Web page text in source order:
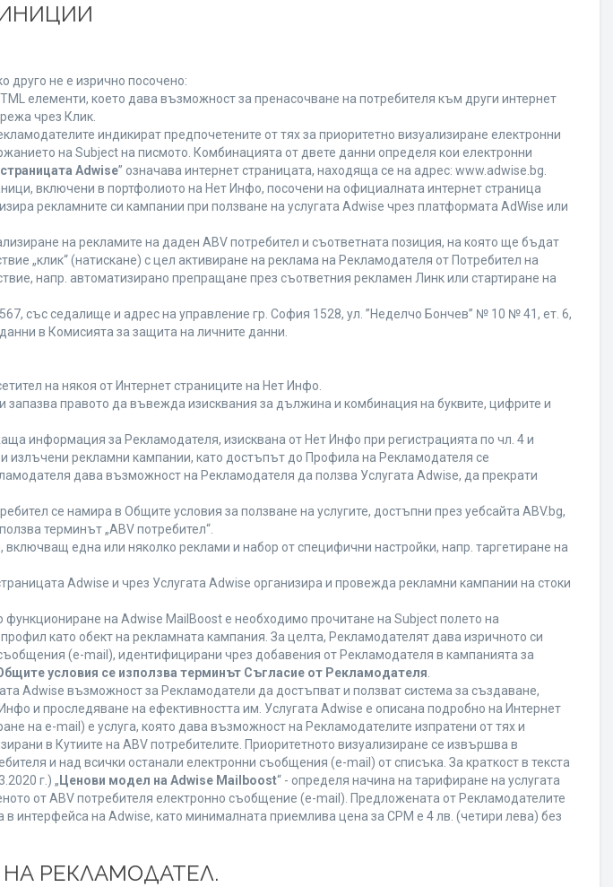
друго не е изрично посочено:
елементи, което дава възможност за пренасочване на потребителя към други интернет
чрез Клик.
индикират предпочетените от тях за приоритетно визуализиране електронни
на Subject на писмото. Комбинацията от двете данни определя кои електронни
Adwise” означава интернет страницата, находяща се на адрес: www.adwise.bg.
включени в портфолиото на Нет Инфо, посочени на официалната интернет страница
рекламните си кампании при ползване на услугата Adwise чрез платформата AdWise или
на рекламите на даден ABV потребител и съответната позиция, на която ще бъдат
„клик“ (натискане) с цел активиране на реклама на Рекламодателя от Потребител на
напр. автоматизирано препращане през съответния рекламен Линк или стартиране на
със седалище и адрес на управление гр. София 1528, ул. ”Неделчо Бончев” № 10 № 41, ет. 6,
в Комисията за защита на личните данни.
на някоя от Интернет страниците на Нет Инфо.
запазва правото да въвежда изисквания за дължина и комбинация на буквите, цифрите и
информация за Рекламодателя, изисквана от Нет Инфо при регистрацията по чл. 4 и
рекламни кампании, като достъпът до Профила на Рекламодателя се
дава възможност на Рекламодателя да ползва Услугата Adwise, да прекрати
се намира в Общите условия за ползване на услугите, достъпни през уебсайта ABV.bg,
терминът „ABV потребител“.
една или няколко реклами и набор от специфични настройки, напр. таргетиране на
Adwise и чрез Услугата Adwise организира и провежда рекламни кампании на стоки
функциониране на Adwise MailBoost е необходимо прочитане на Subject полето на
като обект на рекламната кампания. За целта, Рекламодателят дава изричното си
(e-mail), идентифицирани чрез добавения от Рекламодателя в кампанията за
условия се използва терминът Съгласие от Рекламодателя
Adwise възможност за Рекламодатели да достъпват и ползват система за създаване,
и проследяване на ефективността им. Услугата Adwise е описана подробно на Интернет
на e-mail) е услуга, която дава възможност на Рекламодателите изпратени от тях и
в Кутиите на ABV потребителите. Приоритетното визуализиране се извършва в
и над всички останали електронни съобщения (e-mail) от списъка. За краткост в текста
г.) „ Ценови модел на Adwise Mailboost“ - определя начина на тарифиране на услугата
от ABV потребителя електронно съобщение (e-mail). Предложената от Рекламодателите
на Adwise, като минималната приемлива цена за CPM е 4 лв. (четири лева) без
НА РЕКЛАМОДАТЕЛ.